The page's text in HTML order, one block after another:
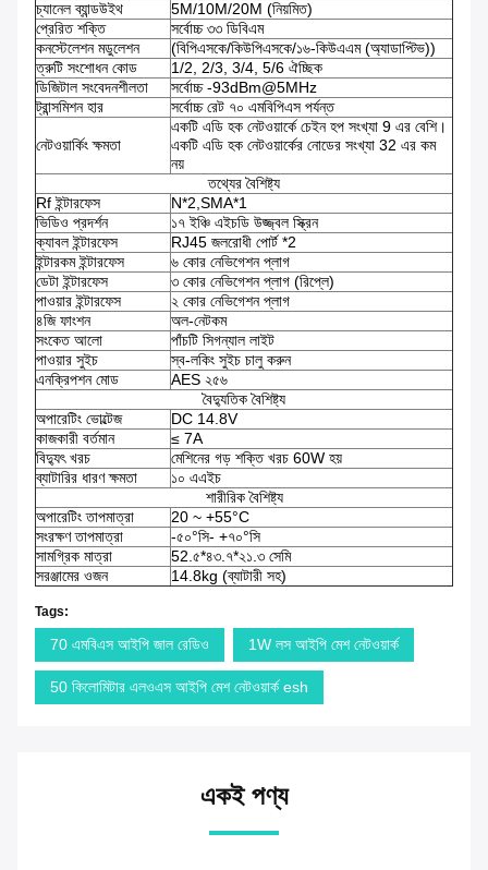
চ্যানেল ব্যান্ডউইথ
5M/10M/20M (নিয়মিত)
প্রেরিত শক্তি
সর্বোচ্চ ৩৩ ডিবিএম
কনস্টেলেশন মডুলেশন
(বিপিএসকে/কিউপিএসকে/১৬-কিউএএম (অ্যাডাপ্টিভ))
ত্রুটি সংশোধন কোড
1/2, 2/3, 3/4, 5/6 ঐচ্ছিক
ডিজিটাল সংবেদনশীলতা
সর্বোচ্চ -93dBm@5MHz
ট্রান্সমিশন হার
সর্বোচ্চ রেট ৭০ এমবিপিএস পর্যন্ত
নেটওয়ার্কিং ক্ষমতা
একটি এডি হক নেটওয়ার্কে চেইন হপ সংখ্যা 9 এর বেশি।
একটি এডি হক নেটওয়ার্কের নোডের সংখ্যা 32 এর কম
নয়
তথ্যের বৈশিষ্ট্য
Rf ইন্টারফেস
N*2,SMA*1
ভিডিও প্রদর্শন
১৭ ইঞ্চি এইচডি উজ্জ্বল স্ক্রিন
ক্যাবল ইন্টারফেস
RJ45 জলরোধী পোর্ট *2
ইন্টারকম ইন্টারফেস
৬ কোর নেভিগেশন প্লাগ
ডেটা ইন্টারফেস
৩ কোর নেভিগেশন প্লাগ (রিপ্লে)
পাওয়ার ইন্টারফেস
২ কোর নেভিগেশন প্লাগ
৪জি ফাংশন
অল-নেটকম
সংকেত আলো
পাঁচটি সিগন্যাল লাইট
পাওয়ার সুইচ
স্ব-লকিং সুইচ চালু করুন
এনক্রিপশন মোড
AES ২৫৬
বৈদ্যুতিক বৈশিষ্ট্য
অপারেটিং ভোল্টেজ
DC 14.8V
কাজকারী বর্তমান
≤ 7A
বিদ্যুৎ খরচ
মেশিনের গড় শক্তি খরচ 60W হয়
ব্যাটারির ধারণ ক্ষমতা
১০ এএইচ
শারীরিক বৈশিষ্ট্য
অপারেটিং তাপমাত্রা
20 ~ +55°C
সংরক্ষণ তাপমাত্রা
-৫০°সি- +৭০°সি
সামগ্রিক মাত্রা
52.৫*৪৩.৭*২১.৩ সেমি
সরঞ্জামের ওজন
14.8kg (ব্যাটারী সহ)
Tags:
70 এমবিএস আইপি জাল রেডিও 1W লস আইপি মেশ নেটওয়ার্ক
50 কিলোমিটার এলওএস আইপি মেশ নেটওয়ার্ক esh
একই পণ্য